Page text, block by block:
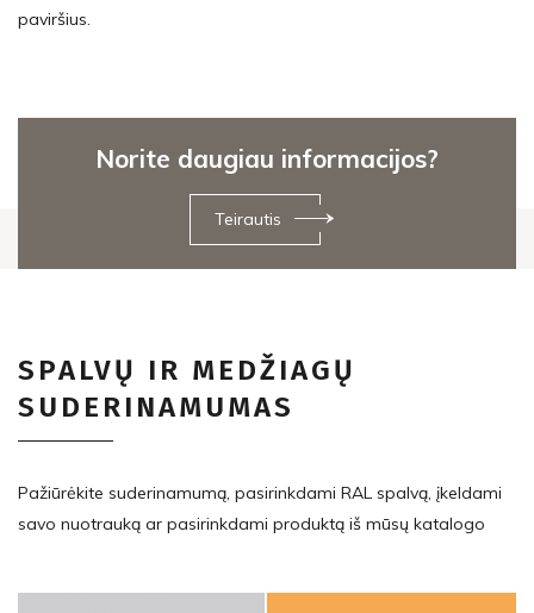
paviršius.
Norite daugiau informacijos?
Teirautis
SPALVŲ IR MEDŽIAGŲ
SUDERINAMUMAS
Pažiūrėkite suderinamumą, pasirinkdami RAL spalvą, įkeldami
savo nuotrauką ar pasirinkdami produktą iš mūsų katalogo